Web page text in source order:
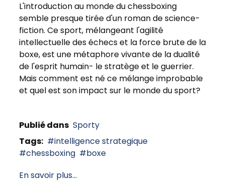
L'introduction au monde du chessboxing
semble presque tirée d'un roman de science-
fiction. Ce sport, mélangeant l'agilité
intellectuelle des échecs et la force brute de la
boxe, est une métaphore vivante de la dualité
de l'esprit humain- le stratège et le guerrier.
Mais comment est né ce mélange improbable
et quel est son impact sur le monde du sport?
Publié dans Sporty
Tags:
intelligence strategique
chessboxing
boxe
En savoir plus...